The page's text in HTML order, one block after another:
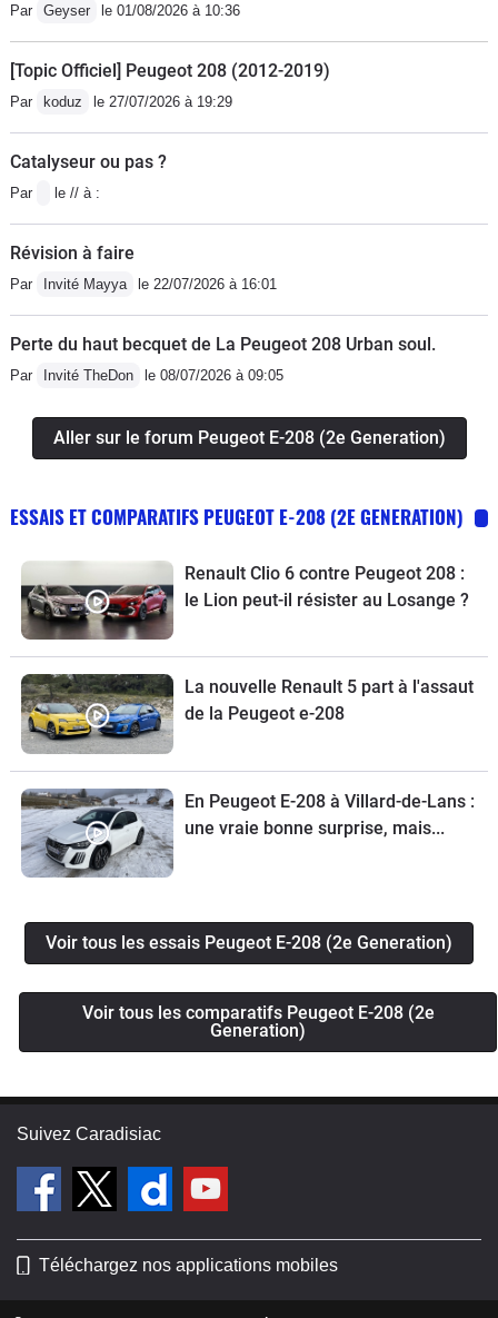
Par Geyser le 01/08/2026 à 10:36
[Topic Officiel] Peugeot 208 (2012-2019)
Par koduz le 27/07/2026 à 19:29
Catalyseur ou pas ?
Par le // à :
Révision à faire
Par Invité Mayya le 22/07/2026 à 16:01
Perte du haut becquet de La Peugeot 208 Urban soul.
Par Invité TheDon le 08/07/2026 à 09:05
Aller sur le forum Peugeot E-208 (2e Generation)
ESSAIS ET COMPARATIFS PEUGEOT E-208 (2E GENERATION)
Renault Clio 6 contre Peugeot 208 :
le Lion peut-il résister au Losange ?
La nouvelle Renault 5 part à l'assaut
de la Peugeot e-208
En Peugeot E-208 à Villard-de-Lans :
une vraie bonne surprise, mais...
Voir tous les essais Peugeot E-208 (2e Generation)
Voir tous les comparatifs Peugeot E-208 (2e
Generation)
Suivez Caradisiac
Téléchargez nos applications mobiles